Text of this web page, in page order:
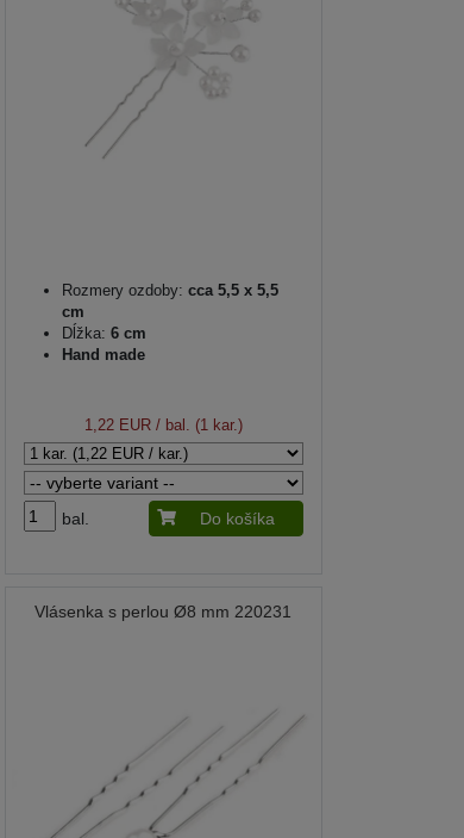
Rozmery ozdoby: cca 5,5 x 5,5
cm
Dĺžka: 6 cm
Hand made
1,22 EUR/ bal. (1 kar.)
bal. Do košíka
Vlásenka s perlou Ø8 mm 220231